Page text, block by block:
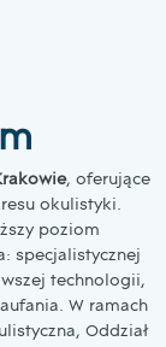
, oferujące
okulistyki.
poziom
specjalistycznej
technologii,
W ramach
Oddział